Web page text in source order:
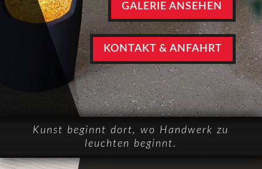
GALERIE ANSEHEN
KONTAKT & ANFAHRT
Kunst beginnt dort, wo Handwerk zu
leuchten beginnt.